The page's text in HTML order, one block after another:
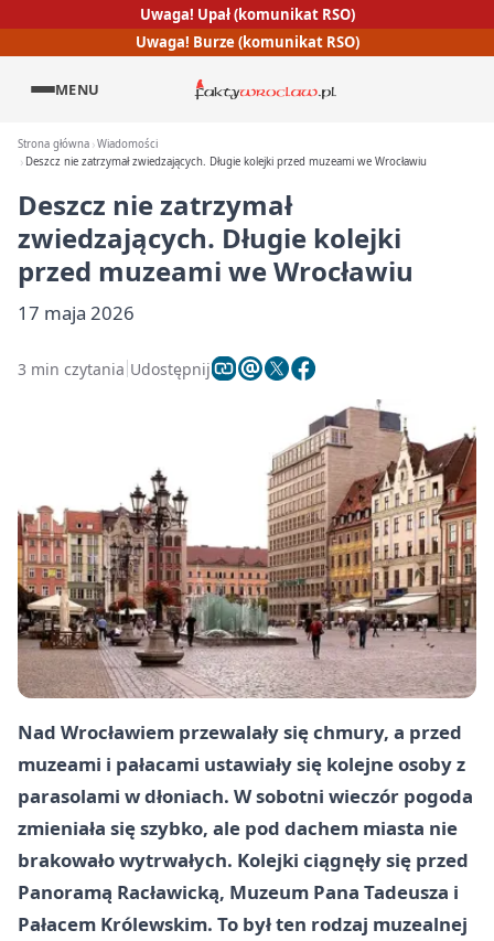
Uwaga! Upał (komunikat RSO)
Uwaga! Burze (komunikat RSO)
MENU
Strona główna Wiadomości
Deszcz nie zatrzymał zwiedzających. Długie kolejki przed muzeami we Wrocławiu
Deszcz nie zatrzymał
zwiedzających. Długie kolejki
przed muzeami we Wrocławiu
17 maja 2026
3 min czytania Udostępnij
Nad Wrocławiem przewalały się chmury, a przed
muzeami i pałacami ustawiały się kolejne osoby z
parasolami w dłoniach. W sobotni wieczór pogoda
zmieniała się szybko, ale pod dachem miasta nie
brakowało wytrwałych. Kolejki ciągnęły się przed
Panoramą Racławicką, Muzeum Pana Tadeusza i
Pałacem Królewskim. To był ten rodzaj muzealnej